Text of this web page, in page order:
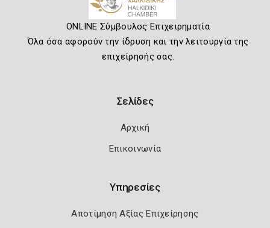
ONLINE Σύμβουλος Επιχειρηματία
Όλα όσα αφορούν την ίδρυση και την λειτουργία της
επιχείρησής σας.
Σελίδες
Αρχική
Επικοινωνία
Υπηρεσίες
Αποτίμηση Αξίας Επιχείρησης